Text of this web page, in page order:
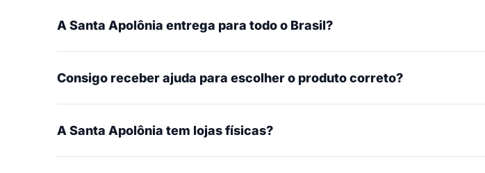
A Santa Apolônia entrega para todo o Brasil?
Consigo receber ajuda para escolher o produto correto?
A Santa Apolônia tem lojas físicas?